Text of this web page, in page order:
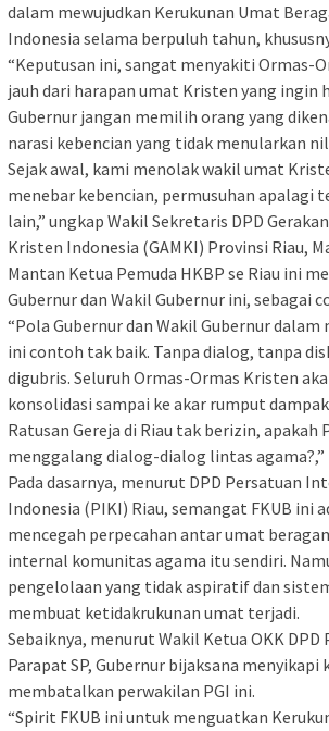
dalam mewujudkan Kerukunan Umat
Indonesia selama berpuluh tahun,
“Keputusan ini, sangat menyakiti Ormas-
jauh dari harapan umat Kristen yang ingin
Gubernur jangan memilih orang yang
narasi kebencian yang tidak menularkan
Sejak awal, kami menolak wakil umat
menebar kebencian, permusuhan apalagi
lain,” ungkap Wakil Sekretaris DPD
Kristen Indonesia (GAMKI) Provinsi Riau,
Mantan Ketua Pemuda HKBP se Riau ini
Gubernur dan Wakil Gubernur ini, sebagai
“Pola Gubernur dan Wakil Gubernur
ini contoh tak baik. Tanpa dialog, tanpa
digubris. Seluruh Ormas-Ormas Kristen
konsolidasi sampai ke akar rumput
Ratusan Gereja di Riau tak berizin, apakah
menggalang dialog-dialog lintas agama?,”
Pada dasarnya, menurut DPD Persatuan
Indonesia (PIKI) Riau, semangat FKUB ini
mencegah perpecahan antar umat
internal komunitas agama itu sendiri.
pengelolaan yang tidak aspiratif dan
membuat ketidakrukunan umat terjadi.
Sebaiknya, menurut Wakil Ketua OKK DPD
Parapat SP, Gubernur bijaksana menyikapi
membatalkan perwakilan PGI ini.
“Spirit FKUB ini untuk menguatkan